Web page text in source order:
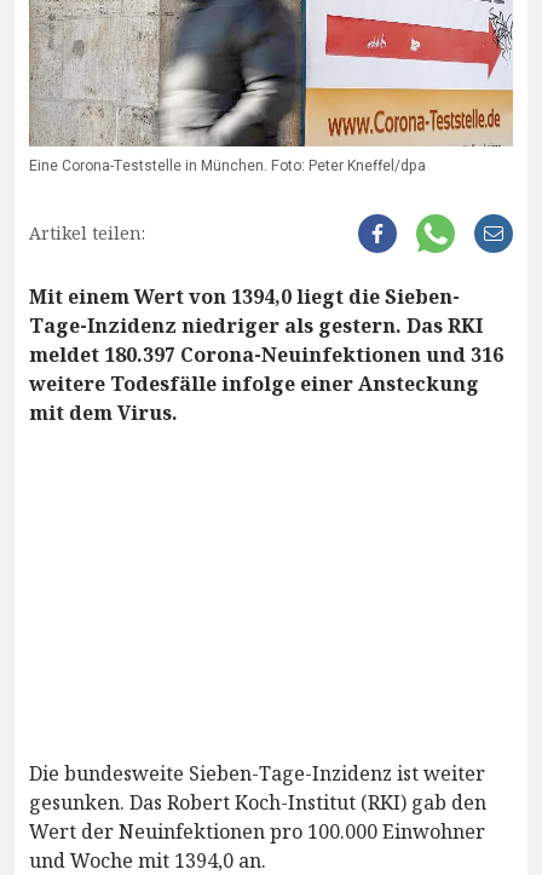
Eine Corona-Teststelle in München. Foto: Peter Kneffel/dpa
Artikel teilen:
Mit einem Wert von 1394,0 liegt die Sieben-
Tage-Inzidenz niedriger als gestern. Das RKI
meldet 180.397 Corona-Neuinfektionen und 316
weitere Todesfälle infolge einer Ansteckung
mit dem Virus.
Die bundesweite Sieben-Tage-Inzidenz ist weiter
gesunken. Das Robert Koch-Institut (RKI) gab den
Wert der Neuinfektionen pro 100.000 Einwohner
und Woche mit 1394,0 an.